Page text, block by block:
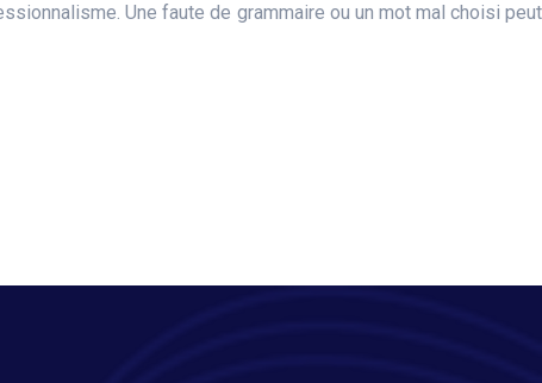
Une faute de grammaire ou un mot mal choisi peut